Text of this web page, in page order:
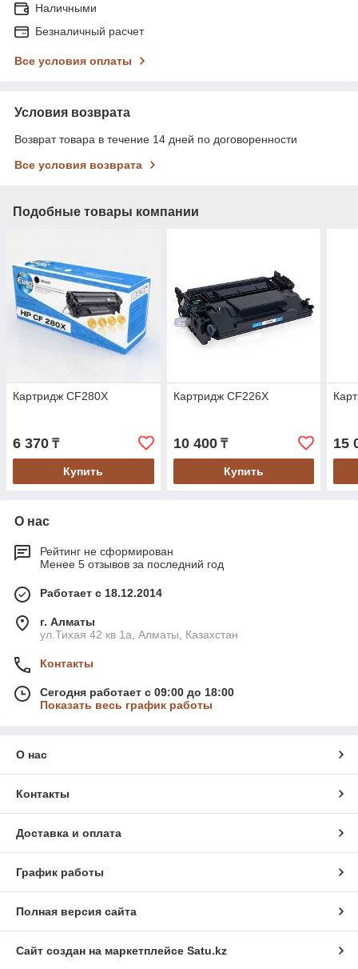
Наличными
Безналичный расчет
Все условия оплаты
Условия возврата
Возврат товара в течение 14 дней по договоренности
Все условия возврата
Подобные товары компании
Картридж CF280X
6 370 ₸
Купить
Картридж CF226X
10 400₸
Купить
15
О нас
Рейтинг не сформирован
Менее 5 отзывов за последний год
Работает с 18.12.2014
г. Алматы
ул.Тихая 42 кв 1a, Алматы, Казахстан
Контакты
Сегодня работает с 09:00 до 18:00
Показать весь график работы
О нас
Контакты
Доставка и оплата
График работы
Полная версия сайта
Сайт создан на маркетплейсе Satu.kz